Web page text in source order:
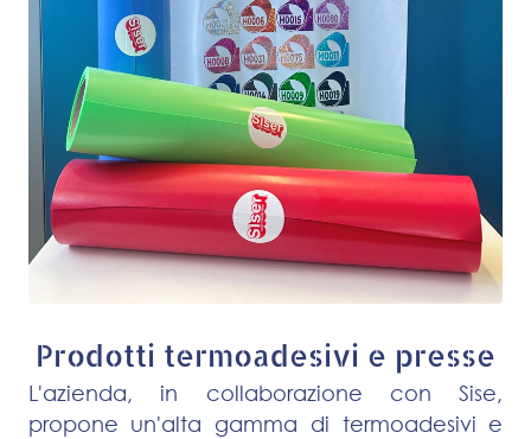
Prodotti termoadesivi e presse
L'azienda, in collaborazione con Sise,
propone un'alta gamma di termoadesivi e